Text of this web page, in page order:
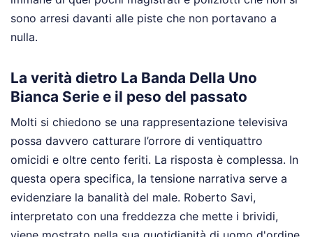
sono arresi davanti alle piste che non portavano a
nulla.
La verità dietro La Banda Della Uno
Bianca Serie e il peso del passato
Molti si chiedono se una rappresentazione televisiva
possa davvero catturare l’orrore di ventiquattro
omicidi e oltre cento feriti. La risposta è complessa. In
questa opera specifica, la tensione narrativa serve a
evidenziare la banalità del male. Roberto Savi,
interpretato con una freddezza che mette i brividi,